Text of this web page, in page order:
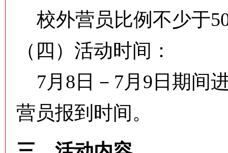
校外营员比例不少于
（四）活动时间：
7月8日－7月9日期间
营员报到时间。